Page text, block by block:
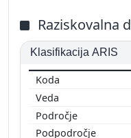
Raziskovalna
Klasifikacija ARIS